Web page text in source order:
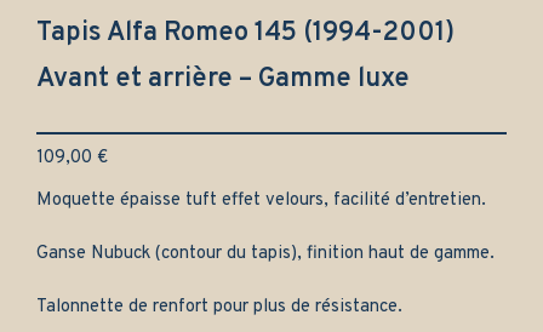
Tapis Alfa Romeo 145 (1994-2001)
Avant et arrière – Gamme luxe
109,00 €
Moquette épaisse tuft effet velours, facilité d’entretien.
Ganse Nubuck (contour du tapis), finition haut de gamme.
Talonnette de renfort pour plus de résistance.